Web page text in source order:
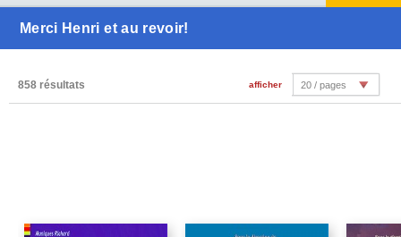
Merci Henri et au revoir!
858 résultats afficher 20 / pages